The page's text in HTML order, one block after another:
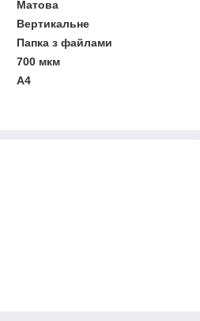
Матова
Вертикальне
Папка з файлами
700 мкм
A4